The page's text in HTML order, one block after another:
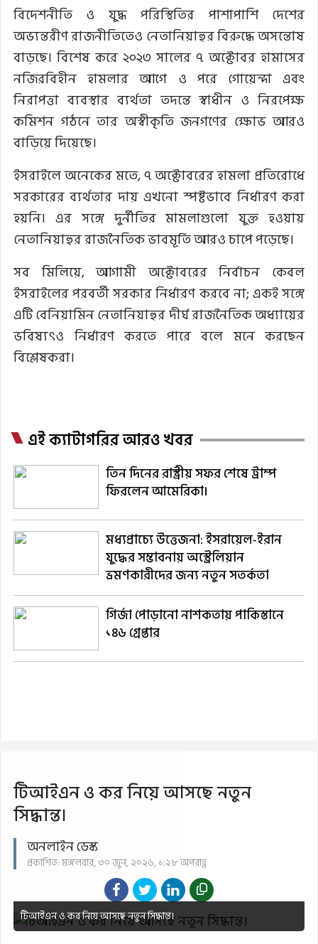
বিদেশনীতি ও যুদ্ধ পরিস্থিতির পাশাপাশি দেশের
অভ্যন্তরীণ রাজনীতিতেও নেতানিয়াহুর বিরুদ্ধে অসন্তোষ
বাড়ছে। বিশেষ করে ২০২৩ সালের ৭ অক্টোবর হামাসের
নজিরবিহীন হামলার আগে ও পরে গোয়েন্দা এবং
নিরাপত্তা ব্যবস্থার ব্যর্থতা তদন্তে স্বাধীন ও নিরপেক্ষ
কমিশন গঠনে তার অস্বীকৃতি জনগণের ক্ষোভ আরও
বাড়িয়ে দিয়েছে।
ইসরাইলে অনেকের মতে, ৭ অক্টোবরের হামলা প্রতিরোধে
সরকারের ব্যর্থতার দায় এখনো স্পষ্টভাবে নির্ধারণ করা
হয়নি। এর সঙ্গে দুর্নীতির মামলাগুলো যুক্ত হওয়ায়
নেতানিয়াহুর রাজনৈতিক ভাবমূর্তি আরও চাপে পড়েছে।
সব মিলিয়ে, আগামী অক্টোবরের নির্বাচন কেবল
ইসরাইলের পরবর্তী সরকার নির্ধারণ করবে না; একই সঙ্গে
এটি বেনিয়ামিন নেতানিয়াহুর দীর্ঘ রাজনৈতিক অধ্যায়ের
ভবিষ্যৎও নির্ধারণ করতে পারে বলে মনে করছেন
বিশ্লেষকরা।
এই ক্যাটাগরির আরও খবর
তিন দিনের রাস্ট্রীয় সফর শেষে ট্রাম্প
ফিরলেন আমেরিকা।
মধ্যপ্রাচ্যে উত্তেজনা: ইসরায়েল-ইরান
যুদ্ধের সম্ভাবনায় অস্ট্রেলিয়ান
ভ্রমণকারীদের জন্য নতুন সতর্কতা
গির্জা পোড়ানো নাশকতায় পাকিস্তানে
১৪৬ গ্রেপ্তার
টিআইএন ও কর নিয়ে আসছে নতুন
সিদ্ধান্ত।
অনলাইন ডেস্ক
প্রকাশিত: মঙ্গলবার, ৩০ জুন, ২০২৬, ১:২৮ অপরাহ্ণ
টিআইএন ও কর নিয়ে আসছে নতুন সিদ্ধান্ত।